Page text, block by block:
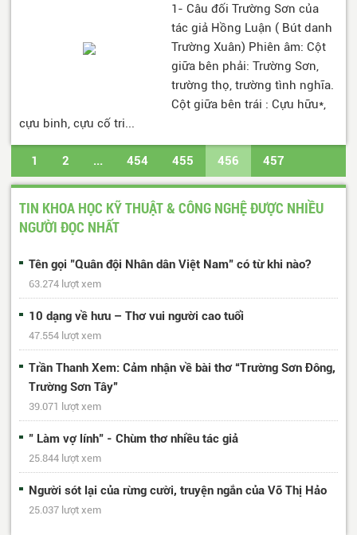
1- Câu đối Trường Sơn của
tác giả Hồng Luận ( Bút danh
Trường Xuân) Phiên âm: Cột
giữa bên phải: Trường Sơn,
trường thọ, trường tình nghĩa.
Cột giữa bên trái : Cựu hữu*,
cựu binh, cựu cố tri...
1 2 ... 454 455 456 457
458 ... 488 489 Trang cuối
TIN KHOA HỌC KỸ THUẬT & CÔNG NGHỆ ĐƯỢC NHIỀU
NGƯỜI ĐỌC NHẤT
Tên gọi "Quân đội Nhân dân Việt Nam" có từ khi nào?
63.274 lượt xem
10 dạng về hưu – Thơ vui người cao tuổi
47.554 lượt xem
Trần Thanh Xem: Cảm nhận về bài thơ “Trường Sơn Đông,
Trường Sơn Tây”
39.071 lượt xem
" Làm vợ lính" - Chùm thơ nhiều tác giả
25.844 lượt xem
Người sót lại của rừng cười, truyện ngắn của Võ Thị Hảo
25.037 lượt xem